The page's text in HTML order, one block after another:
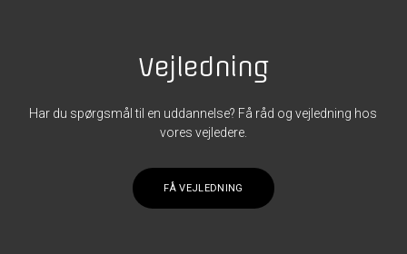
Vejledning
Har du spørgsmål til en uddannelse? Få råd og vejledning hos
vores vejledere.
FÅ VEJLEDNING